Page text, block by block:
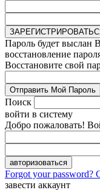
Пароль будет выслан
восстановление
Восстановите свой
Поиск
войти в систему
Добро пожаловать!
Forgot your password?
завести аккаунт